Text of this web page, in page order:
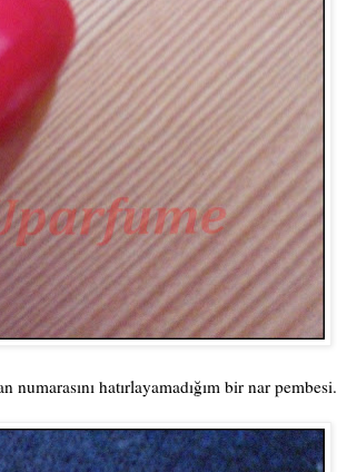
hatırlayamadığım bir nar pembesi.